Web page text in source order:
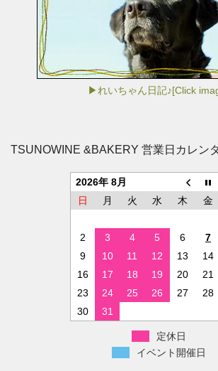
▶れいちゃん日記♪[Click
TSUNOWINE &BAKERY 営業日カレン
2026年 8月
日
月 火 水 木 金
2
3 4 5 6 7
9
10 11 12 13 14
16
17 18 19 20 21
23
24 25 26 27 28
30
31
定休日
イベント開催日